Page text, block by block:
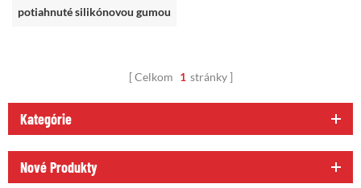
potiahnuté silikónovou gumou
Celkom 1 stránky
Kategórie
Nové Produkty